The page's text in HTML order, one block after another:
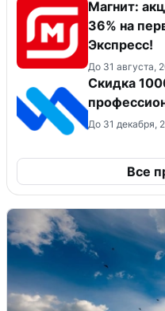
Магнит:
36% на
Экспресс!
До 31 августа,
Скидка
До 31 декабря,
Все